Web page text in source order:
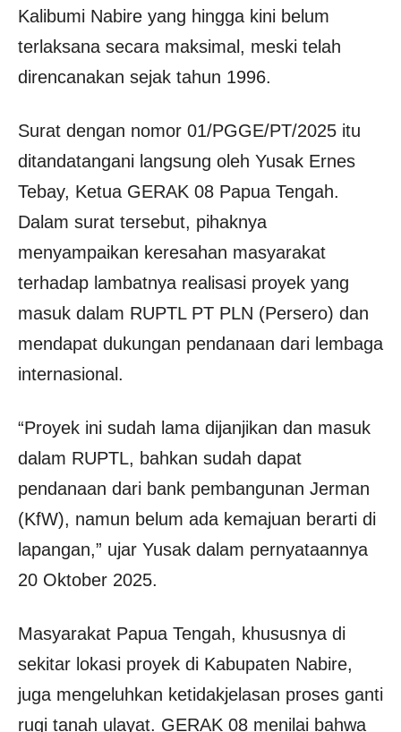
Kalibumi Nabire yang hingga kini belum
terlaksana secara maksimal, meski telah
direncanakan sejak tahun 1996.
Surat dengan nomor 01/PGGE/PT/2025 itu
ditandatangani langsung oleh Yusak Ernes
Tebay, Ketua GERAK 08 Papua Tengah.
Dalam surat tersebut, pihaknya
menyampaikan keresahan masyarakat
terhadap lambatnya realisasi proyek yang
masuk dalam RUPTL PT PLN (Persero) dan
mendapat dukungan pendanaan dari lembaga
internasional.
“Proyek ini sudah lama dijanjikan dan masuk
dalam RUPTL, bahkan sudah dapat
pendanaan dari bank pembangunan Jerman
(KfW), namun belum ada kemajuan berarti di
lapangan,” ujar Yusak dalam pernyataannya
20 Oktober 2025.
Masyarakat Papua Tengah, khususnya di
sekitar lokasi proyek di Kabupaten Nabire,
juga mengeluhkan ketidakjelasan proses ganti
rugi tanah ulayat. GERAK 08 menilai bahwa